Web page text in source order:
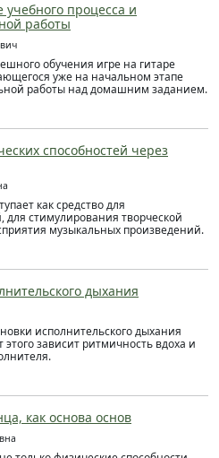
процесса и
работы
обучения игре на гитаре
уже на начальном этапе
работы над домашним заданием.
способностей через
как средство для
для стимулирования творческой
музыкальных произведений.
дыхания
исполнительского дыхания
зависит ритмичность вдоха и
как основа основ